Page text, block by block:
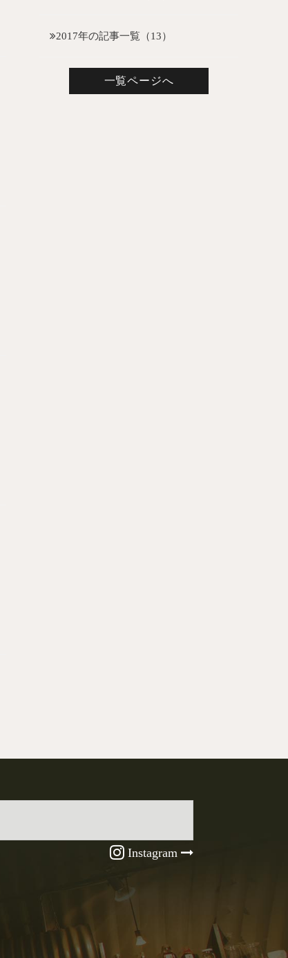
2017年の記事一覧（13）
一覧ページへ
Instagram